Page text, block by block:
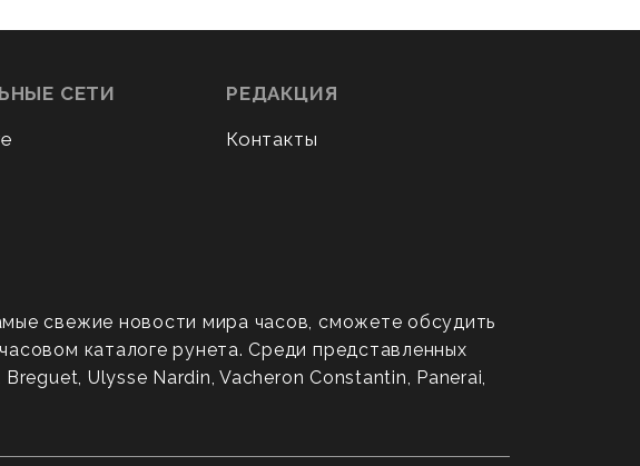
СЕТИ РЕДАКЦИЯ
Контакты
свежие новости мира часов, сможете обсудить
каталоге рунета. Среди представленных
Ulysse Nardin, Vacheron Constantin, Panerai,